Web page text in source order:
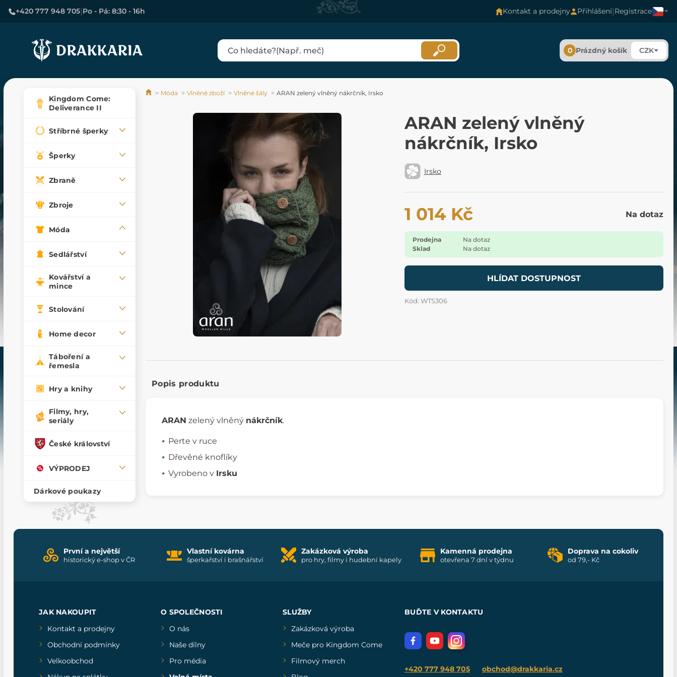
+420 777 948 705|Po - Pá: 8:30 - 16h Kontakt a prodejny Přihlášení|Registrace
0 Prázdný košík CZK
Kingdom Come:
Deliverance II
Stříbrné šperky
Šperky
Zbraně
Zbroje
Móda
Sedlářství
Kovářství a
mince
Stolování
Home decor
Táboření a
řemesla
Hry a knihy
Filmy, hry,
seriály
České království
VÝPRODEJ
Dárkové poukazy
Móda Vlněné zboží Vlněné šály ARAN zelený vlněný nákrčník, Irsko
ARAN zelený vlněný
nákrčník, Irsko
Irsko
1 014 Kč Na dotaz
Prodejna
Na dotaz
Sklad
Na dotaz
HLÍDAT DOSTUPNOST
Kód: WTS306
Popis produktu
ARAN zelený vlněný nákrčník.
Perte v ruce
Dřevěné knoflíky
Vyrobeno v Irsku
První a největší
historický e-shop v ČR
Vlastní kovárna
šperkařství i brašnářství
Zakázková výroba
pro hry, filmy i hudební kapely
Kamenná prodejna
otevřena 7 dní v týdnu
Doprava na cokoliv
od 79,- Kč
JAK NAKOUPIT
Kontakt a prodejny
Obchodní podmínky
Velkoobchod
O SPOLEČNOSTI
O nás
Naše dílny
Pro média
SLUŽBY
Zakázková výroba
Meče pro Kingdom Come
Filmový merch
BUĎTE V KONTAKTU
+420 777 948 705 obchod@drakkaria.cz